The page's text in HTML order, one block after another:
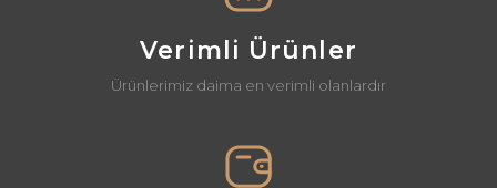
Ürün bilgilerinde hatalar bulunuyor.
Ürün fiyatı diğer sitelerden daha pahalı.
Verimli Ürünler
Ürünlerimiz daima en verimli olanlardır